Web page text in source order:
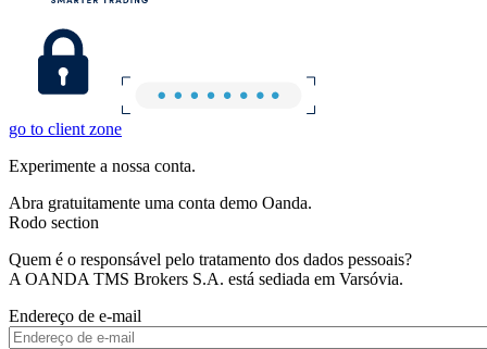
go to client zone
Experimente a nossa conta.
Abra gratuitamente uma conta demo Oanda.
Rodo section
Quem é o responsável pelo tratamento dos dados pessoais?
A OANDA TMS Brokers S.A. está sediada em Varsóvia.
Endereço de e-mail